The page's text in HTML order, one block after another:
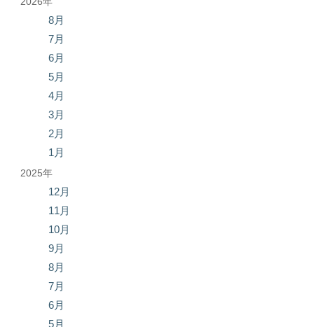
8月
7月
6月
5月
4月
3月
2月
1月
2025年
12月
11月
10月
9月
8月
7月
6月
5月